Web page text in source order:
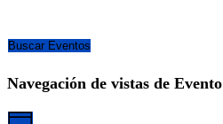
Buscar Eventos
Navegación de vistas de Evento